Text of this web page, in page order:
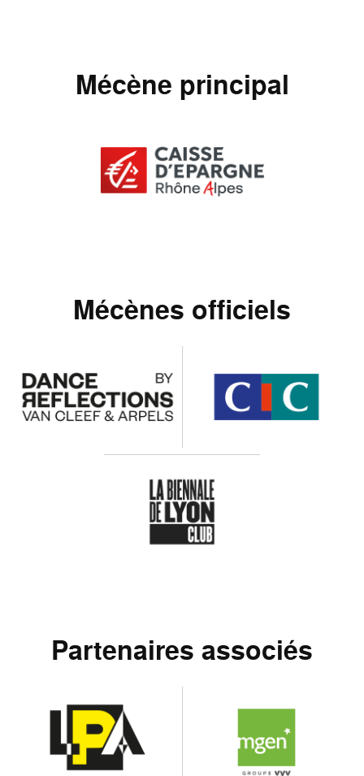
Mécène principal
Mécènes officiels
Partenaires associés